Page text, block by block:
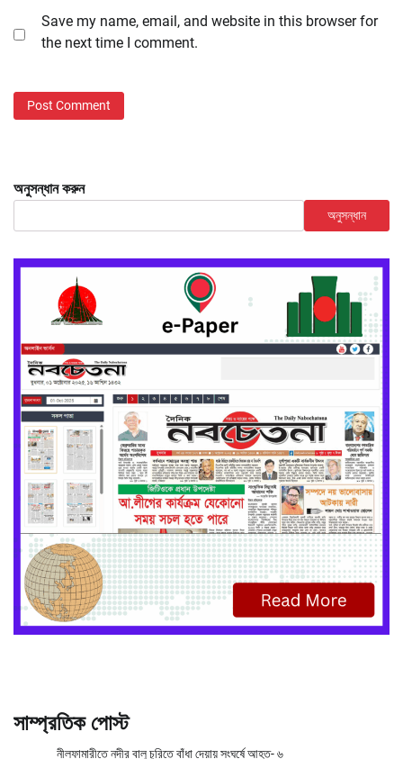
Save my name, email, and website in this browser for
the next time I comment.
অনুসন্ধান করুন
অনুসন্ধান
সাম্প্রতিক পোস্ট
নীলফামারীতে নদীর বালু চুরিতে বাঁধা দেয়ায় সংঘর্ষে আহত- ৬